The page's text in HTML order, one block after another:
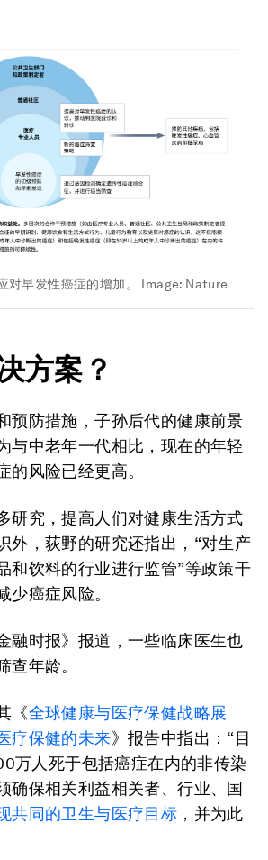
对早发性癌症的增加。 Image: Nature
方案？
预防措施，子孙后代的健康前景
与中老年一代相比，现在的年轻
的风险已经更高。
研究，提高人们对健康生活方式
外，荻野的研究还指出，“对生产
和饮料的行业进行监管”等政策干
少癌症风险。
融时报》报道，一些临床医生也
查年龄。
《全球健康与医疗保健战略展
疗保健的未来》报告中指出：“目
万人死于包括癌症在内的非传染
确保相关利益相关者、行业、国
共同的卫生与医疗目标 ，并为此